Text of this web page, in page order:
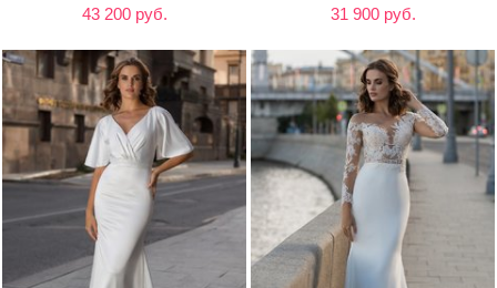
43 200 руб. 31 900 руб.